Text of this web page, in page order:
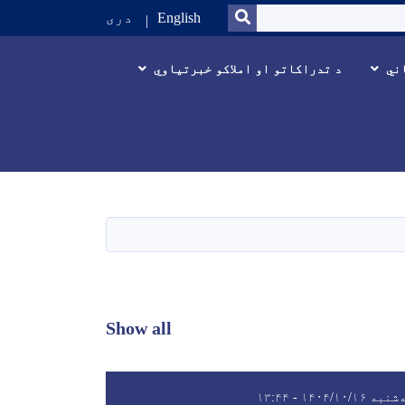
SEARCH
English دری
د تدراکاتو او املاکو خبرتیاوي
Show all
۱۴۰۴/۱۰/۱۶ - ۱۳:۴۴